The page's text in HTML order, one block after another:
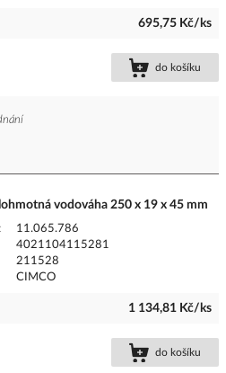
695,75 Kč/ks
do košíku
vodováha 250 x 19 x 45 mm
11.065.786
4021104115281
211528
CIMCO
1 134,81 Kč/ks
do košíku